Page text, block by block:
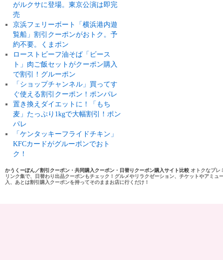
がルクサに登場。東京公演は即完
売
京浜フェリーボート「横浜港内遊
覧船」割引クーポンがおトク。予
約不要。くまポン
ローストビーフ油そば「ビース
ト」肉ご飯セットがクーポン購入
で割引！グルーポン
「ショップチャンネル」買ってす
ぐ使える割引クーポン！ポンパレ
置き換えダイエットに！「もち
麦」たっぷり1kgで大幅割引！ポン
パレ
「ケンタッキーフライドチキン」
KFCカードがグルーポンでおト
ク！
かうくーぽん／割引クーポン・共同購入クーポン・日替りクーポン購入サイト比較 オトクなプレ
リンク集で、日替わり出品クーポンもチェック！グルメやリラクゼーション、チケットやアミ
入、あとは割引購入クーポンを持ってそのままお店に行くだけ！